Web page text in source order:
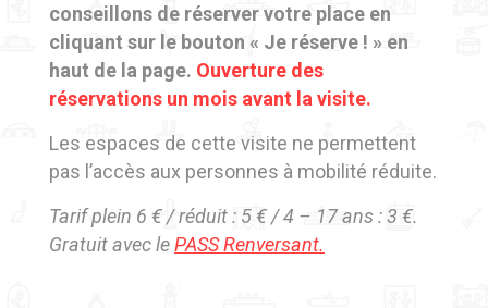
conseillons de réserver votre place en
cliquant sur le bouton « Je réserve ! » en
haut de la page. Ouverture des
réservations un mois avant la visite.
Les espaces de cette visite ne permettent
pas l’accès aux personnes à mobilité réduite.
Tarif plein 6 € / réduit : 5 € / 4 – 17 ans : 3 €.
Gratuit avec lePASS Renversant.